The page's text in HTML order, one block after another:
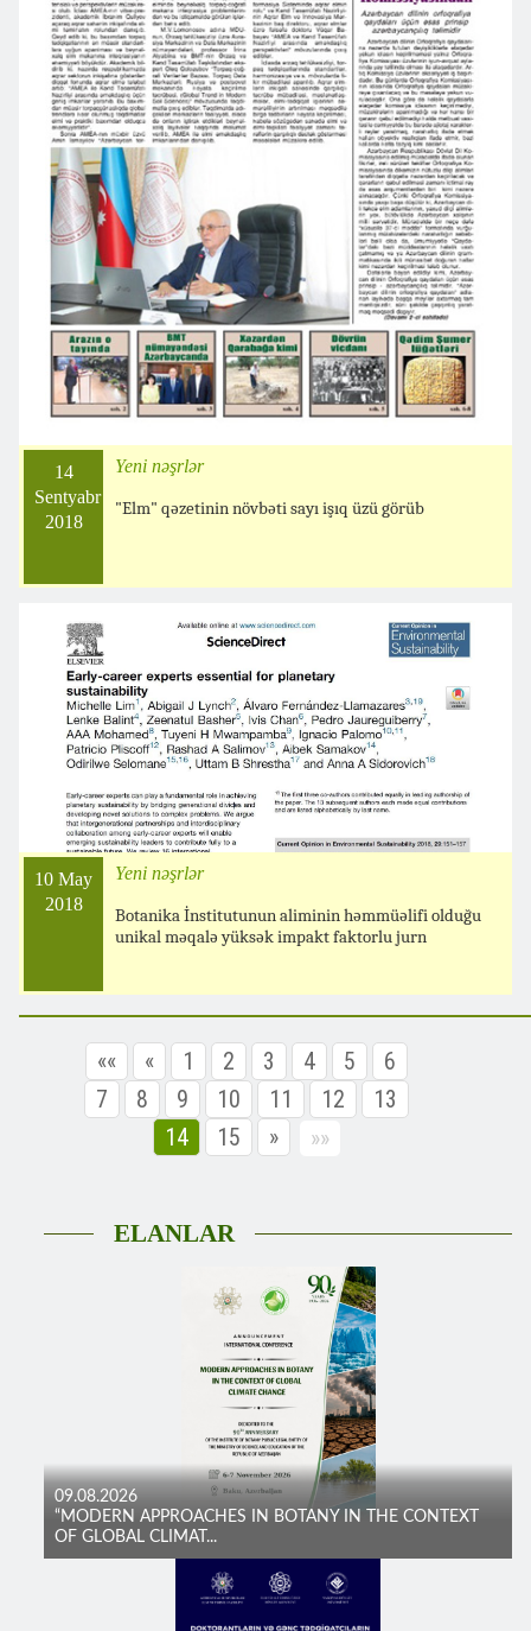
14
Sentyabr
2018
Yeni nəşrlər
"Elm" qəzetinin növbəti sayı işıq üzü görüb
10 May
2018
Yeni nəşrlər
Botanika İnstitutunun aliminin həmmüəlifi olduğu
unikal məqalə yüksək impakt faktorlu jurn
«« « 1 2 3 4 5
6
7
8 9 10 11 12
13
14
15 » »»
ELANLAR
09.08.2026
“MODERN APPROACHES IN BOTANY IN THE CONTEXT
OF GLOBAL CLIMAT...